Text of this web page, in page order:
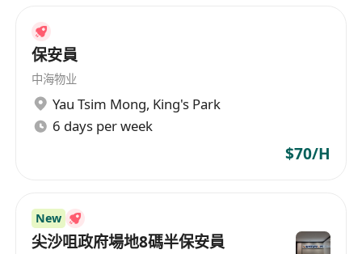
基本英語會話能力者（如理解指示、簡單溝通）
將獲優先考慮。
身心健康，行動敏捷，能適應長時間站立及應對
突發壓力；無不良刑事紀錄，誠實可靠，具高度
責任感與職業操守。
願意接受持續培訓，包括消防安全、急救知識
（如心肺復甦法）、衝突處理技巧及新式安防設
福利
保安員
中海物业
Yau Tsim Mong, King's Park
6 days per week
$70/H
New
尖沙咀政府場地8碼半保安員